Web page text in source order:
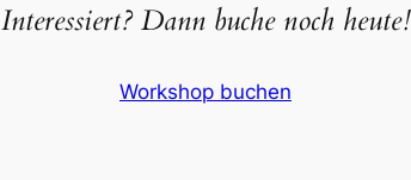
Interessiert? Dann buche noch heute!
Workshop buchen